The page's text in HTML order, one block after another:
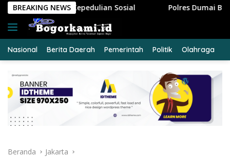
Langsung
konten
BREAKING NEWSPolres Dumai Bersama Polda Riau Evakuasi
Nasional Berita Daerah Pemerintah Politik Olahraga
Beranda Jakarta